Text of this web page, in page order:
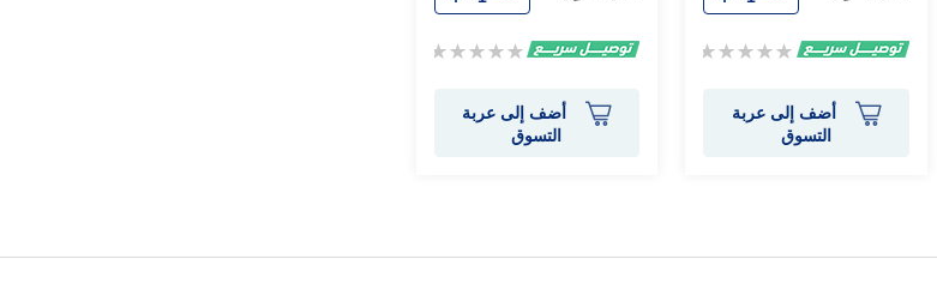
Rating:
أضف إلى عربة
التسوق
Rating:
أضف إلى عربة
التسوق